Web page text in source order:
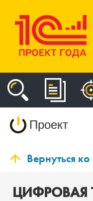
Проект
Вернуться
ЦИФРОВАЯ